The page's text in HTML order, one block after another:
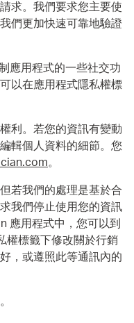
求。我們要求您主要使
們更加快速可靠地驗證
應用程式的一些社交功
以在應用程式隱私權標
利。若您的資訊有變動
輯個人資料的細節。您
。
若我們的處理是基於合
我們停止使用您的資訊
應用程式中，您可以到
權標籤下修改關於行銷
，或遵照此等通訊內的